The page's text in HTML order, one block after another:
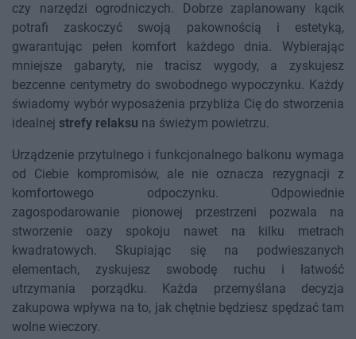
czy narzędzi ogrodniczych. Dobrze zaplanowany kącik
potrafi zaskoczyć swoją pakownością i estetyką,
gwarantując pełen komfort każdego dnia. Wybierając
mniejsze gabaryty, nie tracisz wygody, a zyskujesz
bezcenne centymetry do swobodnego wypoczynku. Każdy
świadomy wybór wyposażenia przybliża Cię do stworzenia
idealnej strefy relaksu na świeżym powietrzu.
Urządzenie przytulnego i funkcjonalnego balkonu wymaga
od Ciebie kompromisów, ale nie oznacza rezygnacji z
komfortowego odpoczynku. Odpowiednie
zagospodarowanie pionowej przestrzeni pozwala na
stworzenie oazy spokoju nawet na kilku metrach
kwadratowych. Skupiając się na podwieszanych
elementach, zyskujesz swobodę ruchu i łatwość
utrzymania porządku. Każda przemyślana decyzja
zakupowa wpływa na to, jak chętnie będziesz spędzać tam
wolne wieczory.